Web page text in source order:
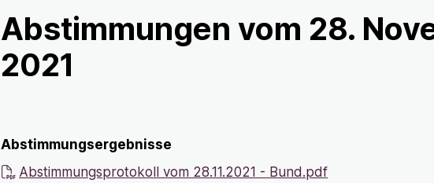
Abstimmungen vom 28.
2021
Abstimmungsergebnisse
Abstimmungsprotokoll vom 28.11.2021 - Bund.pdf